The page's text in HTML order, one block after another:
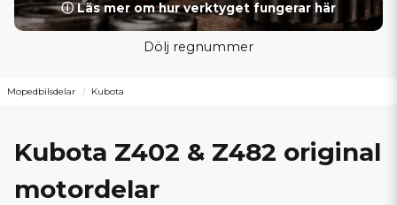
ⓘ Läs mer om hur verktyget fungerar här
Dölj regnummer
Mopedbilsdelar Kubota
Kubota Z402 & Z482 original
motordelar